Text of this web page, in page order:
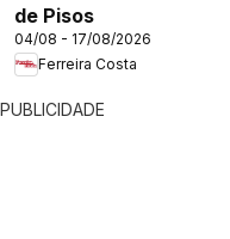
de Pisos
04/08 - 17/08/2026
Ferreira Costa
PUBLICIDADE